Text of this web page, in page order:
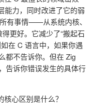
能力，同时改进了它的弱
有事情——从系统内核、
更好。它减少了“搬起石
在 C 语言中，如果你遇
都不告诉你。但在 Zig
告诉你错误发生的具体行
心区别是什么？